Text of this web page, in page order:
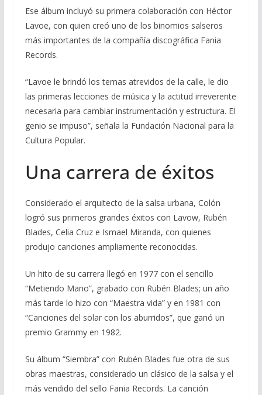
Ese álbum incluyó su primera colaboración con Héctor
Lavoe, con quien creó uno de los binomios salseros
más importantes de la compañía discográfica Fania
Records.
“Lavoe le brindó los temas atrevidos de la calle, le dio
las primeras lecciones de música y la actitud irreverente
necesaria para cambiar instrumentación y estructura. El
genio se impuso”, señala la Fundación Nacional para la
Cultura Popular.
Una carrera de éxitos
Considerado el arquitecto de la salsa urbana, Colón
logró sus primeros grandes éxitos con Lavow, Rubén
Blades, Celia Cruz e Ismael Miranda, con quienes
produjo canciones ampliamente reconocidas.
Un hito de su carrera llegó en 1977 con el sencillo
“Metiendo Mano”, grabado con Rubén Blades; un año
más tarde lo hizo con “Maestra vida” y en 1981 con
“Canciones del solar con los aburridos”, que ganó un
premio Grammy en 1982.
Su álbum “Siembra” con Rubén Blades fue otra de sus
obras maestras, considerado un clásico de la salsa y el
más vendido del sello Fania Records. La canción